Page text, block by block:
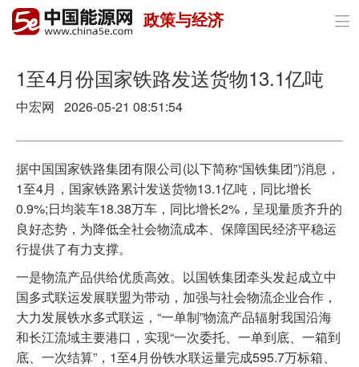
首页
政策与经济
油气
煤炭
电力
新能源
分布式能源
政策与经济 
1至4月份国家铁路发送货物13.1亿吨
中宏网 2026-05-21 08:51:54
据中国国家铁路集团有限公司(以下简称“国铁集团”)消息，
1至4月，国家铁路累计发送货物13.1亿吨，同比增长
0.9%;日均装车18.38万车，同比增长2%，呈现量质齐升的
良好态势，为降低全社会物流成本、保障国民经济平稳运
行提供了有力支撑。
一是物流产品供给优质高效。以国铁集团牵头发起成立中
国多式联运发展联盟为带动，加强与社会物流企业合作，
大力发展铁水多式联运，“一单制”物流产品辐射我国沿海
和长江流域主要港口，实现“一次委托、一单到底、一箱到
底、一次结算”，1至4月份铁水联运量完成595.7万标箱、